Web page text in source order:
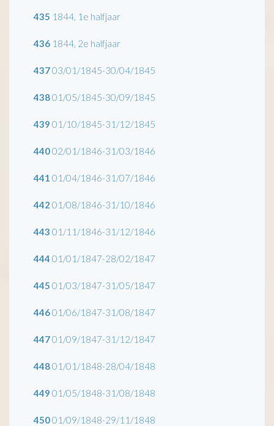
435 1844, 1e halfjaar
436 1844, 2e halfjaar
43703/01/1845-30/04/1845
43801/05/1845-30/09/1845
439 01/10/1845-31/12/1845
44002/01/1846-31/03/1846
441 01/04/1846-31/07/1846
442 01/08/1846-31/10/1846
443 01/11/1846-31/12/1846
444 01/01/1847-28/02/1847
445 01/03/1847-31/05/1847
44601/06/1847-31/08/1847
44701/09/1847-31/12/1847
44801/01/1848-28/04/1848
449 01/05/1848-31/08/1848
45001/09/1848-29/11/1848